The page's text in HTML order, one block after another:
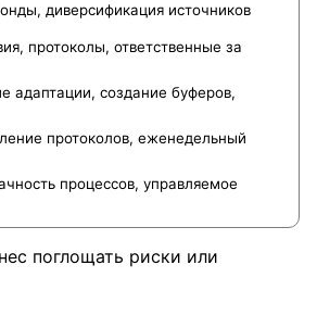
диверсификация источников
протоколы, ответственные за
адаптации, создание буферов,
протоколов, еженедельный
процессов, управляемое
поглощать риски или